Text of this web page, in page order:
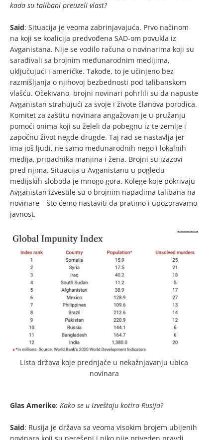
kada su talibani preuzeli vlast?
Said: Situacija je veoma zabrinjavajuća. Prvo načinom
na koji se koalicija predvođena SAD-om povukla iz
Avganistana. Nije se vodilo računa o novinarima koji su
sarađivali sa brojnim međunarodnim medijima,
uključujući i američke. Takođe, to je učinjeno bez
razmišljanja o njihovoj bezbednosti pod talibanskom
vlašću. Očekivano, brojni novinari pohrlili su da napuste
Avganistan strahujući za svoje i živote članova porodica.
Komitet za zaštitu novinara angažovan je u pružanju
pomoći onima koji su želeli da pobegnu iz te zemlje i
započnu život negde drugde. Taj rad se nastavlja jer
ima još ljudi, ne samo međunarodnih nego i lokalnih
medija, pripadnika manjina i žena. Brojni su izazovi
pred njima. Situacija u Avganistanu u pogledu
medijskih sloboda je mnogo gora. Kolege koje pokrivaju
Avganistan izvestile su o brojnim napadima talibana na
novinare – što ćemo nastaviti da pratimo i upozoravamo
javnost.
Lista država koje prednjače u nekažnjavanju ubica
novinara
Glas Amerike: Kako se u izveštaju kotira Rusija?
Said: Rusija je država sa veoma visokim brojem ubijenih